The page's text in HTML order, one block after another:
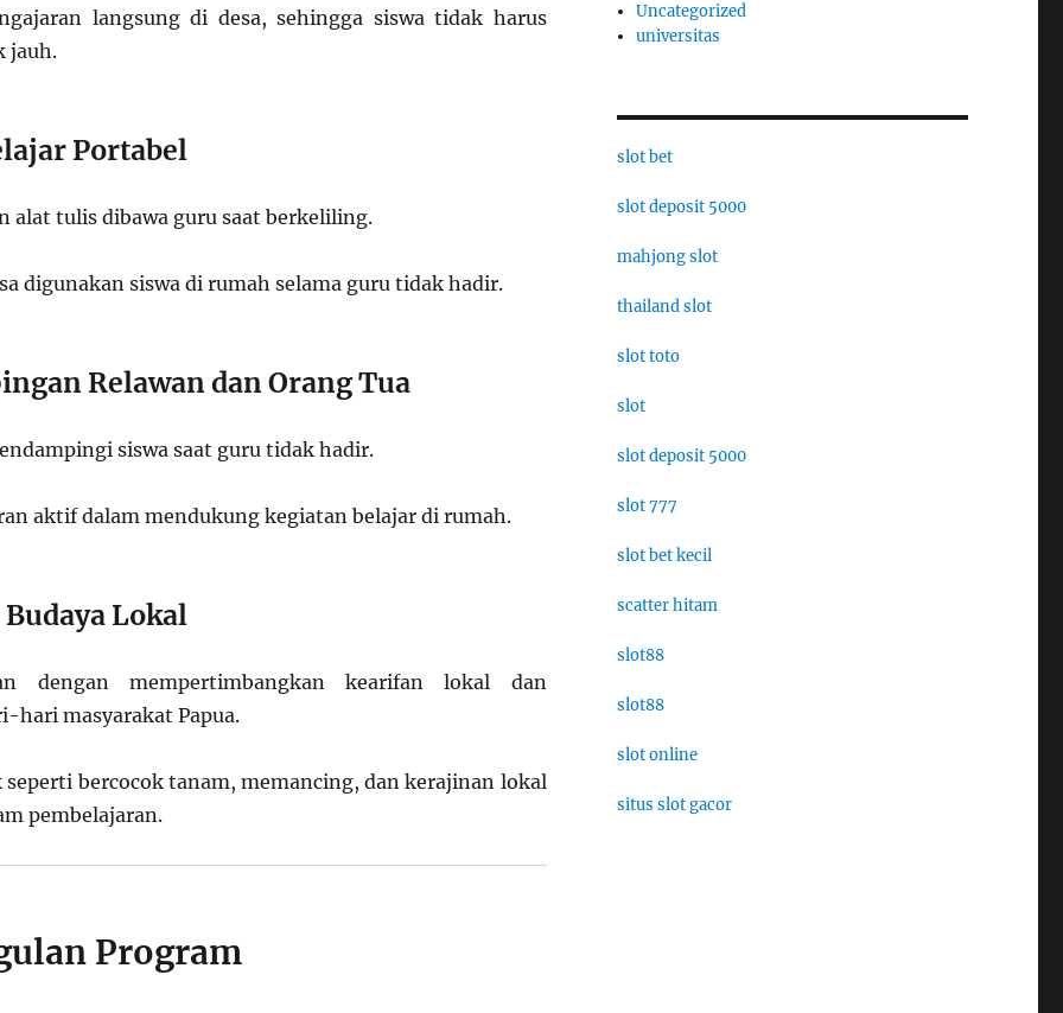
langsung di desa, sehingga siswa tidak harus
jauh.
Portabel
alat tulis dibawa guru saat berkeliling.
digunakan siswa di rumah selama guru tidak hadir.
Relawan dan Orang Tua
siswa saat guru tidak hadir.
aktif dalam mendukung kegiatan belajar di rumah.
Lokal
dengan mempertimbangkan kearifan lokal dan
hari masyarakat Papua.
bercocok tanam, memancing, dan kerajinan lokal
pembelajaran.
Program
Uncategorized
universitas
slot bet
slot deposit 5000
mahjong slot
thailand slot
slot toto
slot
slot deposit 5000
slot 777
slot bet kecil
scatter hitam
slot88
slot88
slot online
situs slot gacor